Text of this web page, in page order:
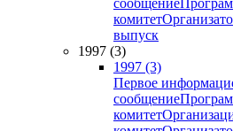
сообщение
комитет
выпуск
1997 (3)
1997 (3)
Первое
сообщение
комитет